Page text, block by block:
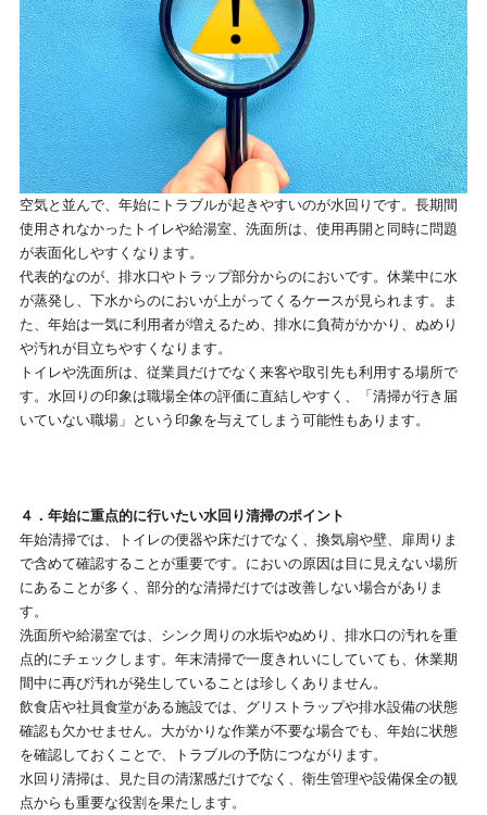
空気と並んで、年始にトラブルが起きやすいのが水回りです。長期間
使用されなかったトイレや給湯室、洗面所は、使用再開と同時に問題
が表面化しやすくなります。
代表的なのが、排水口やトラップ部分からのにおいです。休業中に水
が蒸発し、下水からのにおいが上がってくるケースが見られます。ま
た、年始は一気に利用者が増えるため、排水に負荷がかかり、ぬめり
や汚れが目立ちやすくなります。
トイレや洗面所は、従業員だけでなく来客や取引先も利用する場所で
す。水回りの印象は職場全体の評価に直結しやすく、「清掃が行き届
いていない職場」という印象を与えてしまう可能性もあります。
４．年始に重点的に行いたい水回り清掃のポイント
年始清掃では、トイレの便器や床だけでなく、換気扇や壁、扉周りま
で含めて確認することが重要です。においの原因は目に見えない場所
にあることが多く、部分的な清掃だけでは改善しない場合がありま
す。
洗面所や給湯室では、シンク周りの水垢やぬめり、排水口の汚れを重
点的にチェックします。年末清掃で一度きれいにしていても、休業期
間中に再び汚れが発生していることは珍しくありません。
飲食店や社員食堂がある施設では、グリストラップや排水設備の状態
確認も欠かせません。大がかりな作業が不要な場合でも、年始に状態
を確認しておくことで、トラブルの予防につながります。
水回り清掃は、見た目の清潔感だけでなく、衛生管理や設備保全の観
点からも重要な役割を果たします。